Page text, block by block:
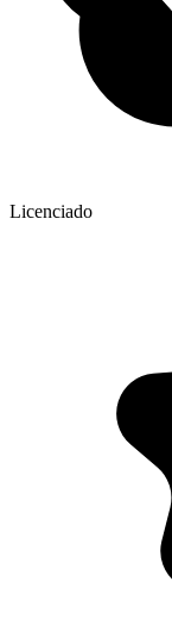
Licenciado